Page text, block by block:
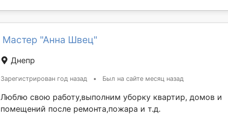
Мастер "Анна Швец"
Днепр
Зарегистрирован год назад • Был на сайте месяц назад
Люблю свою работу,выполним уборку квартир, домов и
помещений после ремонта,пожара и т.д.